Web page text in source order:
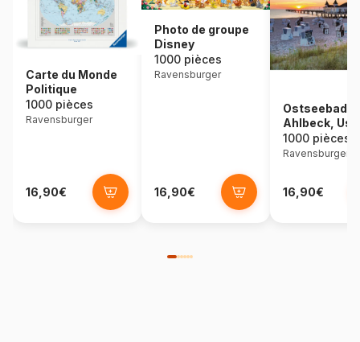
Carte du Monde
Politique
1000 pièces
Ravensburger
16,90€
Photo de groupe
Disney
1000 pièces
Ravensburger
16,90€
Ostseebad
Ahlbeck,
1000 pièces
Ravensburger
16,90€